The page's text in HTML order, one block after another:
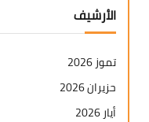
الأرشيف
تموز 2026
حزيران 2026
أيار 2026